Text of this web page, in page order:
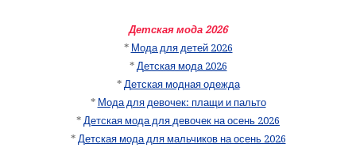
Детская мода 2026
* Мода для детей 2026
* Детская мода 2026
* Детская модная одежда
* Мода для девочек: плащи и пальто
* Детская мода для девочек на осень 2026
* Детская мода для мальчиков на осень 2026